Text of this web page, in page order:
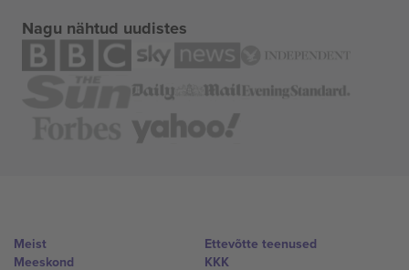
Nagu nähtud uudistes
Meist
Meeskond
Ettevõtte teenused
KKK